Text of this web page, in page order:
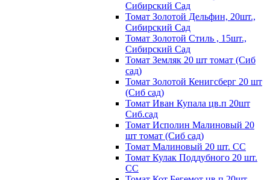
Сибирский Сад
Томат Золотой Дельфин, 20шт.,
Сибирский Сад
Томат Золотой Стиль , 15шт.,
Сибирский Сад
Томат Земляк 20 шт томат (Сиб
сад)
Томат Золотой Кенигсберг 20 шт
(Сиб сад)
Томат Иван Купала цв.п 20шт
Сиб.сад
Томат Исполин Малиновый 20
шт томат (Сиб сад)
Томат Малиновый 20 шт. СС
Томат Кулак Поддубного 20 шт.
СС